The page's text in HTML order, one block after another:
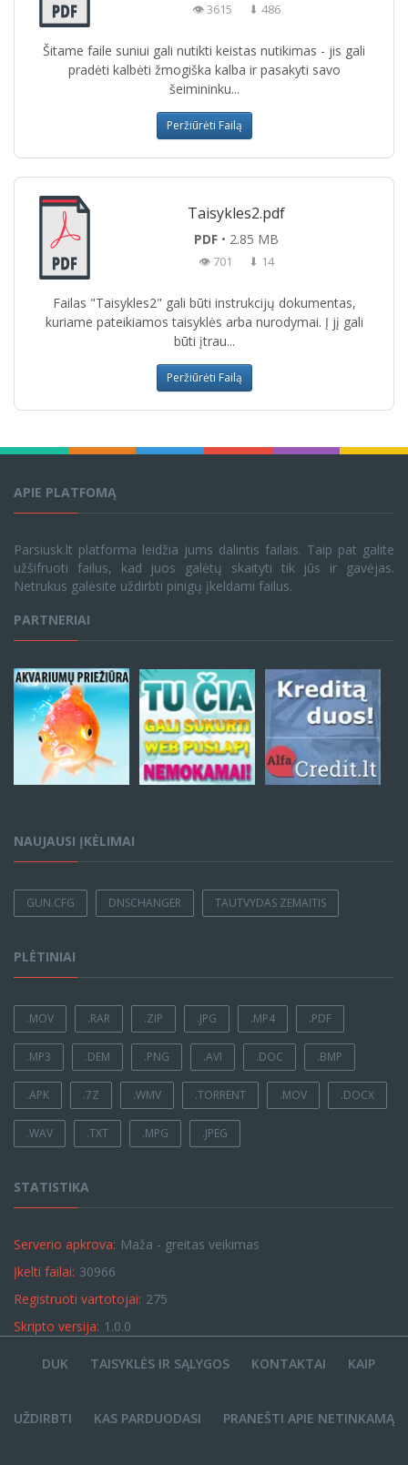
👁 3615 ⬇ 486
Šitame faile suniui gali nutikti keistas nutikimas - jis gali
pradėti kalbėti žmogiška kalba ir pasakyti savo
šeimininku...
Peržiūrėti Failą
Taisykles2.pdf
PDF• 2.85 MB
👁 701 ⬇ 14
Failas "Taisykles2" gali būti instrukcijų dokumentas,
kuriame pateikiamos taisyklės arba nurodymai. Į jį gali
būti įtrau...
Peržiūrėti Failą
APIE PLATFOMĄ
Parsiusk.lt platforma leidžia jums dalintis failais. Taip pat galite
užšifruoti failus, kad juos galėtų skaityti tik jūs ir gavėjas.
Netrukus galėsite uždirbti pinigų įkeldami failus.
PARTNERIAI
NAUJAUSI ĮKĖLIMAI
GUN.CFG DNSCHANGER TAUTVYDAS ZEMAITIS
PLĖTINIAI
.MOV .RAR .ZIP .JPG .MP4 .PDF
.MP3 .DEM .PNG .AVI .DOC .BMP
.APK .7Z .WMV .TORRENT .MOV .DOCX
.WAV .TXT .MPG .JPEG
STATISTIKA
Serverio apkrova: Maža - greitas veikimas
Įkelti failai: 30966
Registruoti vartotojai: 275
Skripto versija: 1.0.0
DUK TAISYKLĖS IR SĄLYGOS KONTAKTAI KAIP
UŽDIRBTI KAS PARDUODASI PRANEŠTI APIE NETINKAMĄ